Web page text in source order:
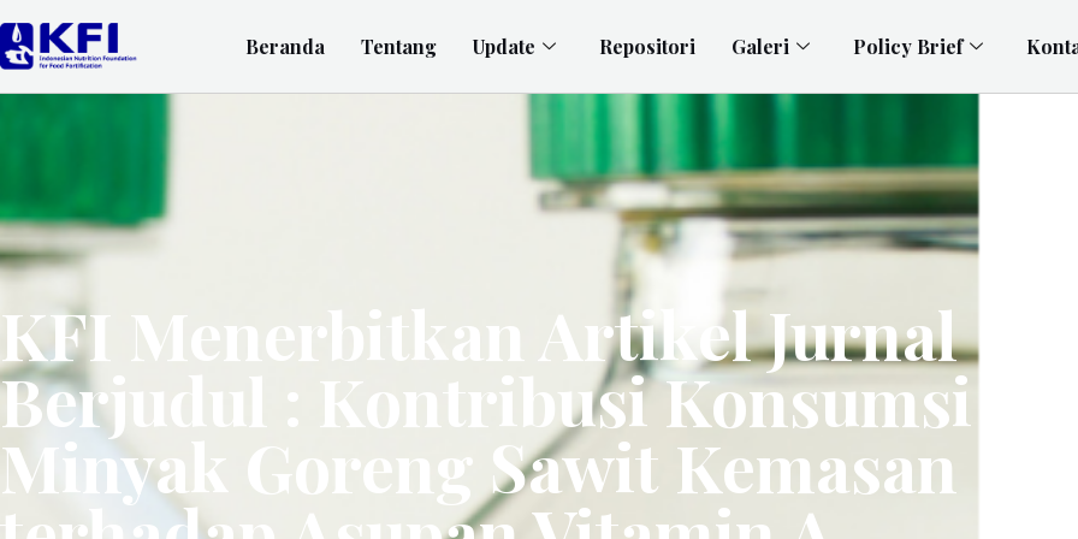
Beranda Tentang Update Repositori Galeri Policy Brief
KFI Menerbitkan Artikel Jurnal
Berjudul : Kontribusi Konsumsi
Minyak Goreng Sawit Kemasan